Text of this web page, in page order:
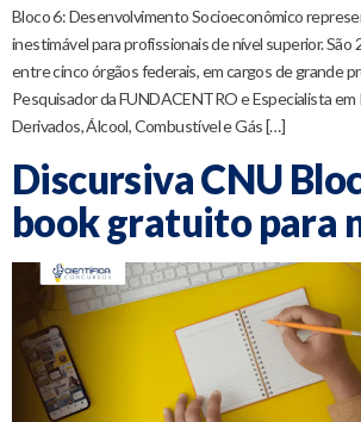
Bloco 6: Desenvolvimento Socioeconômico
inestimável para profissionais de nível superior. São
entre cinco órgãos federais, em cargos de grande
Pesquisador da FUNDACENTRO e Especialista
Derivados, Álcool, Combustível e Gás […]
Discursiva CNU
book gratuito para